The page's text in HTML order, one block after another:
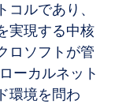
ルであり、
実現する中核
ロソフトが管
ーカルネット
環境を問わ